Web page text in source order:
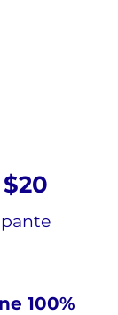
100%